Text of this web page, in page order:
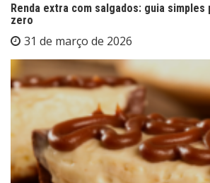
Renda extra com salgados: guia simples
zero
31 de março de 2026